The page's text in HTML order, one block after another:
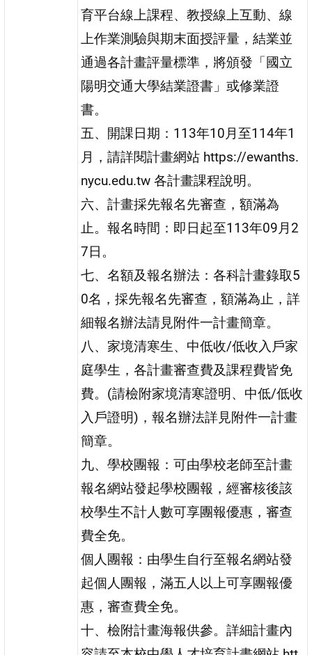
育平台線上課程、教授線上互動、線
上作業測驗與期末面授評量，結業並
通過各計畫評量標準，將頒發「國立
陽明交通大學結業證書」或修業證
書。
五、開課日期：113年10月至114年1
月，請詳閱計畫網站 https://ewanths.
nycu.edu.tw 各計畫課程說明。
六、計畫採先報名先審查，額滿為
止。報名時間：即日起至113年09月2
7日。
七、名額及報名辦法：各科計畫錄取5
0名，採先報名先審查，額滿為止，詳
細報名辦法請見附件一計畫簡章。
八、家境清寒生、中低收/低收入戶家
庭學生，各計畫審查費及課程費皆免
費。(請檢附家境清寒證明、中低/低收
入戶證明)，報名辦法詳見附件一計畫
簡章。
九、學校團報：可由學校老師至計畫
報名網站發起學校團報，經審核後該
校學生不計人數可享團報優惠，審查
費全免。
個人團報：由學生自行至報名網站發
起個人團報，滿五人以上可享團報優
惠，審查費全免。
十、檢附計畫海報供參。詳細計畫內